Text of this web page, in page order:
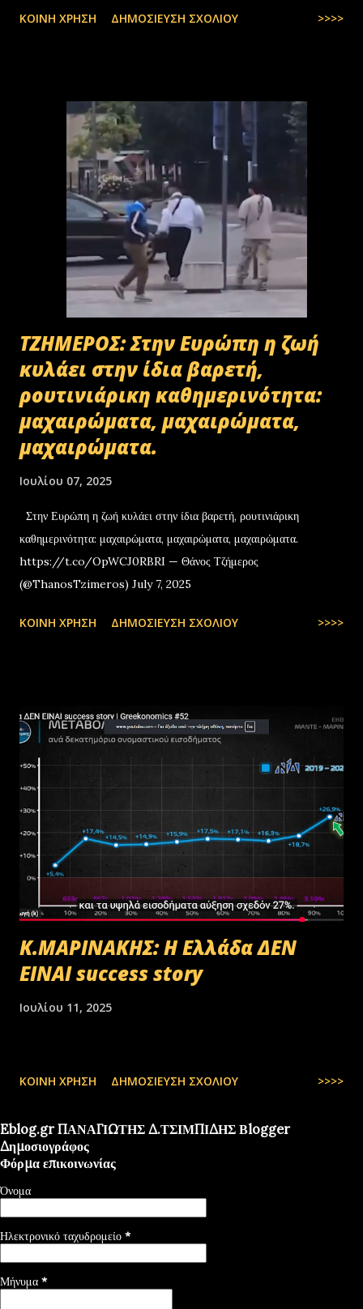
ΚΟΙΝΉ ΧΡΉΣΗ ΔΗΜΟΣΊΕΥΣΗ ΣΧΟΛΊΟΥ >>>>
ΤΖΗΜΕΡΟΣ: Στην Ευρώπη η ζωή
κυλάει στην ίδια βαρετή,
ρουτινιάρικη καθημερινότητα:
μαχαιρώματα, μαχαιρώματα,
μαχαιρώματα.
Ιουλίου 07, 2025
Στην Ευρώπη η ζωή κυλάει στην ίδια βαρετή, ρουτινιάρικη
καθημερινότητα: μαχαιρώματα, μαχαιρώματα, μαχαιρώματα.
https://t.co/OpWCJ0RBRI — Θάνος Τζήμερος
(@ThanosTzimeros) July 7, 2025
ΚΟΙΝΉ ΧΡΉΣΗ ΔΗΜΟΣΊΕΥΣΗ ΣΧΟΛΊΟΥ >>>>
Κ.ΜΑΡΙΝΑΚΗΣ: Η Ελλάδα ΔΕΝ
ΕΙΝΑΙ success story
Ιουλίου 11, 2025
ΚΟΙΝΉ ΧΡΉΣΗ ΔΗΜΟΣΊΕΥΣΗ ΣΧΟΛΊΟΥ >>>>
Eblog.gr ΠΑΝΑΓΙΩΤΗΣ Δ.ΤΣΙΜΠΙΔΗΣ Βlogger
Δημοσιογράφος
Φόρμα επικοινωνίας
Όνομα
Ηλεκτρονικό ταχυδρομείο *
Μήνυμα *